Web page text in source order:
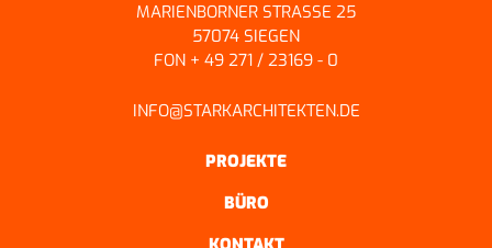
MARIENBORNER STRASSE 25
57074 SIEGEN
FON + 49 271 / 23169 - 0
INFO@STARKARCHITEKTEN.DE
PROJEKTE
BÜRO